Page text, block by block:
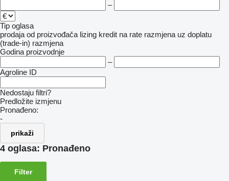
–
Tip oglasa
prodaja od proizvođača lizing kredit na rate razmjena uz doplatu
(trade-in) razmjena
Godina proizvodnje
–
Agroline ID
Nedostaju filtri?
Predložite izmjenu
Pronađeno:
-
prikaži
4 oglasa: Pronađeno
Filter